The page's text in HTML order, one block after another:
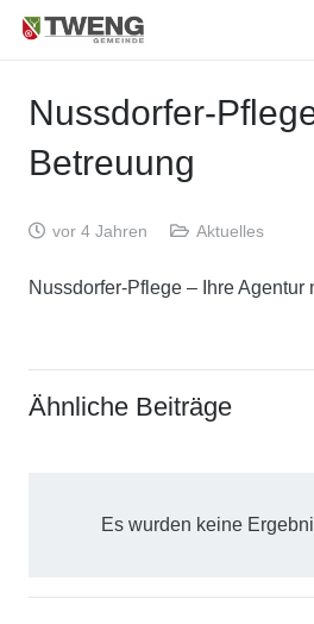
Nussdorfer-
Betreuung
vor 4 Jahren Aktuelles
Nussdorfer-Pflege – Ihre Agentur
Ähnliche Beiträge
Es wurden keine